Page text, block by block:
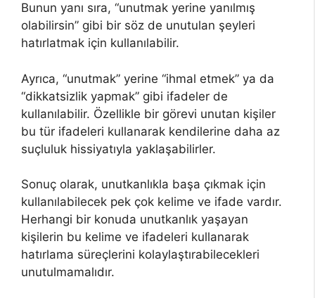
Bunun yanı sıra, “unutmak yerine yanılmış
olabilirsin” gibi bir söz de unutulan şeyleri
hatırlatmak için kullanılabilir.
Ayrıca, “unutmak” yerine “ihmal etmek” ya da
“dikkatsizlik yapmak” gibi ifadeler de
kullanılabilir. Özellikle bir görevi unutan kişiler
bu tür ifadeleri kullanarak kendilerine daha az
suçluluk hissiyatıyla yaklaşabilirler.
Sonuç olarak, unutkanlıkla başa çıkmak için
kullanılabilecek pek çok kelime ve ifade vardır.
Herhangi bir konuda unutkanlık yaşayan
kişilerin bu kelime ve ifadeleri kullanarak
hatırlama süreçlerini kolaylaştırabilecekleri
unutulmamalıdır.